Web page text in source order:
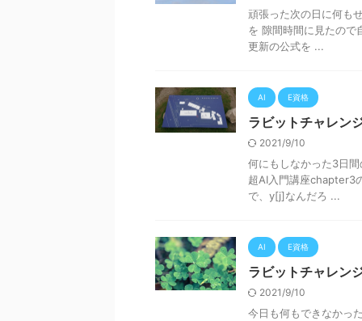
頑張った次の日に何も
を 隙間時間に見たの
更新の公式を ...
AI E資格
ラビットチャレン
2021/9/10
何にもしなかった3日
超AI入門講座chapter3
で、y[j]なんだろ ...
AI E資格
ラビットチャレン
2021/9/10
今日も何もできなかっ